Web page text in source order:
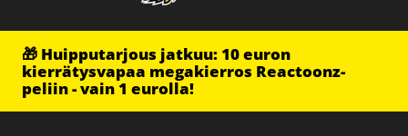
🎁 Huipputarjous jatkuu: 10 euron
kierrätysvapaa megakierros Reactoonz-
peliin - vain 1 eurolla!